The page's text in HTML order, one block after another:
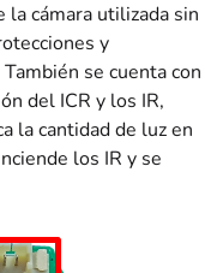
la cámara utilizada sin
y
se cuenta con
del ICR y los IR,
la cantidad de luz en
los IR y se